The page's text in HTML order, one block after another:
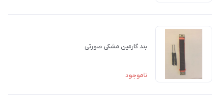
بند گارمین مشکی صورتی
ناموجود